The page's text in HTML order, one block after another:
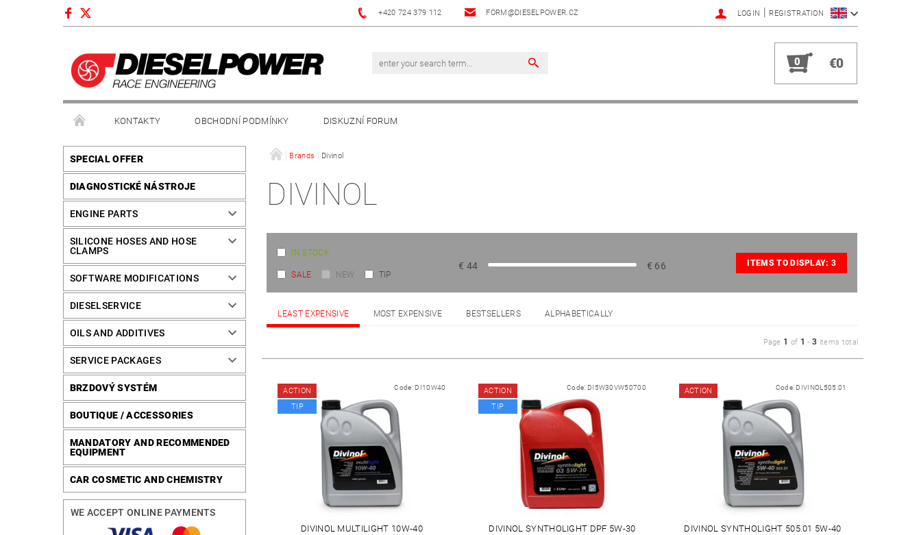
+420 724 379 112 FORM@DIESELPOWER.CZ LOGIN | REGISTRATION
0 €0
KONTAKTY OBCHODNÍ PODMÍNKY DISKUZNÍ FORUM
SPECIAL OFFER
DIAGNOSTICKÉ NÁSTROJE
ENGINE PARTS
SILICONE HOSES AND HOSE
CLAMPS
SOFTWARE MODIFICATIONS
DIESELSERVICE
OILS AND ADDITIVES
SERVICE PACKAGES
BRZDOVÝ SYSTÉM
BOUTIQUE / ACCESSORIES
MANDATORY AND RECOMMENDED
EQUIPMENT
CAR COSMETIC AND CHEMISTRY
WE ACCEPT ONLINE PAYMENTS
Brands Divinol
DIVINOL
IN STOCK
SALE NEW TIP
€ 44 € 66 ITEMS TO DISPLAY:3
LEAST EXPENSIVE MOST EXPENSIVE BESTSELLERS ALPHABETICALLY
Page 1 of 1 -3 items total
ACTION
TIP
Code: DI10W40
DIVINOL MULTILIGHT 10W-40
ACTION
TIP
Code: DI5W30VW50700
DIVINOL SYNTHOLIGHT DPF 5W-30
ACTION Code: DIVINOL505.01
DIVINOL SYNTHOLIGHT 505.01 5W-40